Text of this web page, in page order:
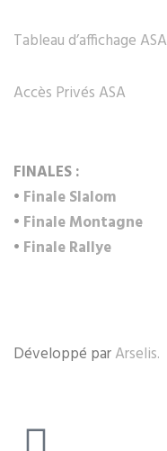
Tableau d’affichage ASA
Accès Privés ASA
FINALES :
• Finale Slalom
• Finale Montagne
• Finale Rallye
Développé parArselis.